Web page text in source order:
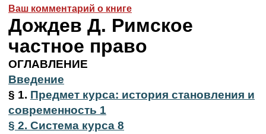
Ваш комментарий о книге
Дождев Д. Римское
частное право
ОГЛАВЛЕНИЕ
Введение
§ 1. Предмет курса: история становления и
современность 1
§ 2. Система курса 8